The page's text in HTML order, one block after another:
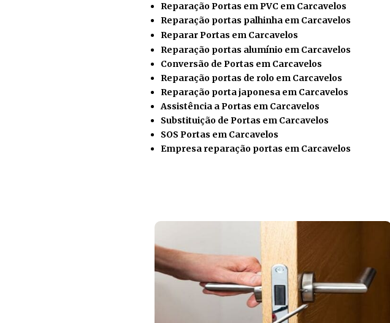
Reparação Portas em PVC em Carcavelos
Reparação portas palhinha em Carcavelos
Reparar Portas em Carcavelos
Reparação portas alumínio em Carcavelos
Conversão de Portas em Carcavelos
Reparação portas de rolo em Carcavelos
Reparação porta japonesa em Carcavelos
Assistência a Portas em Carcavelos
Substituição de Portas em Carcavelos
SOS Portas em Carcavelos
Empresa reparação portas em Carcavelos